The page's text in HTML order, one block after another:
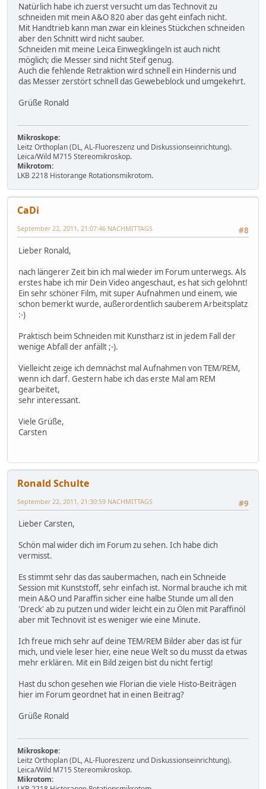
Natürlich habe ich zuerst versucht um das Technovit zu
schneiden mit mein A&O 820 aber das geht einfach nicht.
Mit Handtrieb kann man zwar ein kleines Stückchen schneiden
aber den Schnitt wird nicht sauber.
Schneiden mit meine Leica Einwegklingeln ist auch nicht
möglich; die Messer sind nicht Steif genug.
Auch die fehlende Retraktion wird schnell ein Hindernis und
das Messer zerstört schnell das Gewebeblock und umgekehrt.
Grüße Ronald
Mikroskope:
Leitz Orthoplan (DL, AL-Fluoreszenz und Diskussionseinrichtung).
Leica/Wild M715 Stereomikroskop.
Mikrotom:
LKB 2218 Historange Rotationsmikrotom.
CaDi
#8
September 22, 2011, 21:07:46 NACHMITTAGS
Lieber Ronald,
nach längerer Zeit bin ich mal wieder im Forum unterwegs. Als
erstes habe ich mir Dein Video angeschaut, es hat sich gelohnt!
Ein sehr schöner Film, mit super Aufnahmen und einem, wie
schon bemerkt wurde, außerordentlich sauberem Arbeitsplatz
:-)
Praktisch beim Schneiden mit Kunstharz ist in jedem Fall der
wenige Abfall der anfällt ;-).
Vielleicht zeige ich demnächst mal Aufnahmen von TEM/REM,
wenn ich darf. Gestern habe ich das erste Mal am REM
gearbeitet,
sehr interessant.
Viele Grüße,
Carsten
Ronald Schulte
#9
September 22, 2011, 21:30:59 NACHMITTAGS
Lieber Carsten,
Schön mal wider dich im Forum zu sehen. Ich habe dich
vermisst.
Es stimmt sehr das das saubermachen, nach ein Schneide
Session mit Kunststoff, sehr einfach ist. Normal brauche ich mit
mein A&O und Paraffin sicher eine halbe Stunde um all den
'Dreck' ab zu putzen und wider leicht ein zu Ölen mit Paraffinöl
aber mit Technovit ist es weniger wie eine Minute.
Ich freue mich sehr auf deine TEM/REM Bilder aber das ist für
mich, und viele leser hier, eine neue Welt so du musst da etwas
mehr erklären. Mit ein Bild zeigen bist du nicht fertig!
Hast du schon gesehen wie Florian die viele Histo-Beiträgen
hier im Forum geordnet hat in einen Beitrag?
Grüße Ronald
Mikroskope:
Leitz Orthoplan (DL, AL-Fluoreszenz und Diskussionseinrichtung).
Leica/Wild M715 Stereomikroskop.
Mikrotom: